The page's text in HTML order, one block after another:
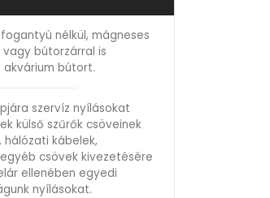
nélkül, mágneses
bútorzárral is
akvárium bútort.
szervíz nyílásokat
külső szűrők csöveinek
hálózati kábelek,
csövek kivezetésére
ellenében egyedi
nyílásokat.